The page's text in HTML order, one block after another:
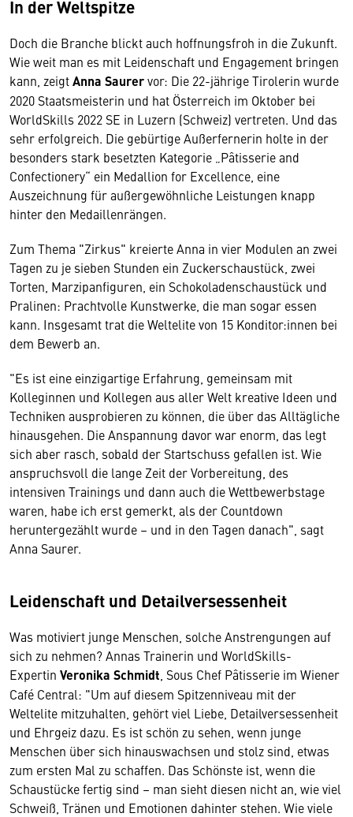
In der Weltspitze
Doch die Branche blickt auch hoffnungsfroh in die Zukunft.
Wie weit man es mit Leidenschaft und Engagement bringen
kann, zeigtAnna Saurervor: Die 22-jährige Tirolerin wurde
2020 Staatsmeisterin und hat Österreich im Oktober bei
WorldSkills 2022 SE in Luzern (Schweiz) vertreten. Und das
sehr erfolgreich. Die gebürtige Außerfernerin holte in der
besonders stark besetzten Kategorie „Pâtisserie and
Confectionery“ ein Medallion for Excellence, eine
Auszeichnung für außergewöhnliche Leistungen knapp
hinter den Medaillenrängen.
Zum Thema "Zirkus" kreierte Anna in vier Modulen an zwei
Tagen zu je sieben Stunden ein Zuckerschaustück, zwei
Torten, Marzipanfiguren, ein Schokoladenschaustück und
Pralinen: Prachtvolle Kunstwerke, die man sogar essen
kann. Insgesamt trat die Weltelite von 15 Konditor:innen bei
dem Bewerb an.
"Es ist eine einzigartige Erfahrung, gemeinsam mit
Kolleginnen und Kollegen aus aller Welt kreative Ideen und
Techniken ausprobieren zu können, die über das Alltägliche
hinausgehen. Die Anspannung davor war enorm, das legt
sich aber rasch, sobald der Startschuss gefallen ist. Wie
anspruchsvoll die lange Zeit der Vorbereitung, des
intensiven Trainings und dann auch die Wettbewerbstage
waren, habe ich erst gemerkt, als der Countdown
heruntergezählt wurde – und in den Tagen danach", sagt
Anna Saurer.
Leidenschaft und Detailversessenheit
Was motiviert junge Menschen, solche Anstrengungen auf
sich zu nehmen? Annas Trainerin und WorldSkills-
Expertin Veronika Schmidt , Sous Chef Pâtisserie im Wiener
Café Central: "Um auf diesem Spitzenniveau mit der
Weltelite mitzuhalten, gehört viel Liebe, Detailversessenheit
und Ehrgeiz dazu. Es ist schön zu sehen, wenn junge
Menschen über sich hinauswachsen und stolz sind, etwas
zum ersten Mal zu schaffen. Das Schönste ist, wenn die
Schaustücke fertig sind – man sieht diesen nicht an, wie viel
Schweiß, Tränen und Emotionen dahinter stehen. Wie viele